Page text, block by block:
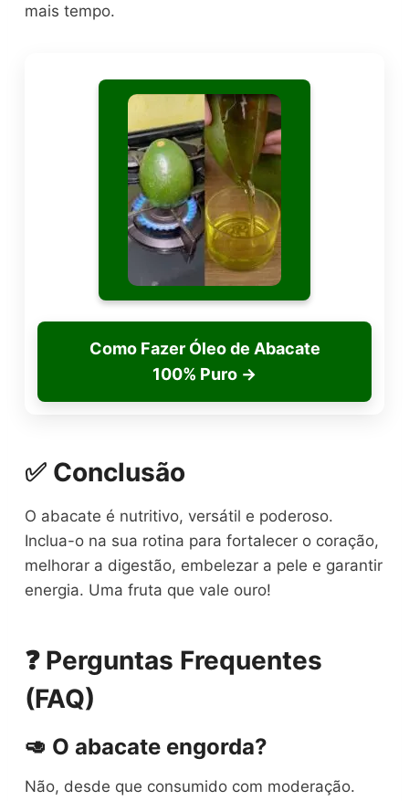
mais tempo.
Como Fazer Óleo de Abacate
100% Puro →
✅ Conclusão
O abacate é nutritivo, versátil e poderoso.
Inclua-o na sua rotina para fortalecer o coração,
melhorar a digestão, embelezar a pele e garantir
energia. Uma fruta que vale ouro!
❓ Perguntas Frequentes
(FAQ)
🥑 O abacate engorda?
Não, desde que consumido com moderação.